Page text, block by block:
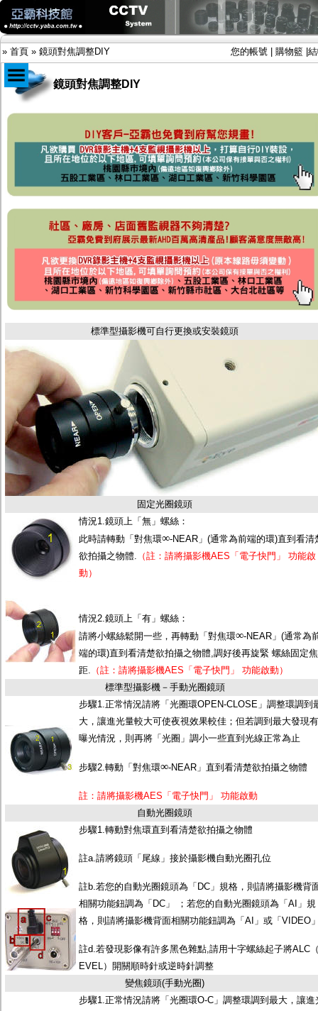
» 首頁 » 鏡頭對焦調整DIY 您的帳號 購物籃
商品目錄
限時促銷特惠專案
IP網路攝影機及錄放影機
AHD DVR數位錄放影機
AHD半球型(適用屋內)
AHD中小型紅外線攝影機(適用騎樓、室內外)
AHD特殊功能型攝影機
旋轉型攝影機.旋轉台
傳統高解析攝影機
投光設備
防護罩及支架
多路攝影機單軸傳輸
監聽器.麥克風
視訊轉換設備
雙絞線傳輸器
雜訊改善器
分配放大器
網路線用水晶頭
網路線
懶人線.同軸線.花線
線頭.插座.延長線.HDMI線
集線盒.防水盒.配線盒
變壓器.避雷器
轉接頭
偽裝嚇阻假監視器. 警示防盜貼紙
行車紀錄器.車用插座配件
電腦工業機殼
客訂商品
鏡頭對焦調整DIY
標準型攝影機可自行更換或安裝鏡頭
固定光圈鏡頭
情況1.鏡頭上「無」螺絲：
此時請轉動「對焦環∞-NEAR」(通常為前端的環)直到看清
欲拍攝之物體. （註：請將攝影機AES「電子快門」 功能啟
動）
情況2.鏡頭上「有」螺絲：
請將小螺絲鬆開一些，再轉動「對焦環∞-NEAR」(通常為
端的環)直到看清楚欲拍攝之物體,調好後再旋緊 螺絲固定焦
距. （註：請將攝影機AES「電子快門」 功能啟動）
標準型攝影機－手動光圈鏡頭
步驟1.正常情況請將「光圈環OPEN-CLOSE」調整環調到
大，讓進光量較大可使夜視效果較佳；但若調到最大發現有
曝光情況，則再將「光圈」調小一些直到光線正常為止
步驟2.轉動「對焦環∞-NEAR」直到看清楚欲拍攝之物體
註：請將攝影機AES「電子快門」 功能啟動
自動光圈鏡頭
步驟1.轉動對焦環直到看清楚欲拍攝之物體
註a.請將鏡頭「尾線」接於攝影機自動光圈孔位
註b.若您的自動光圈鏡頭為「DC」規格，則請將攝影機背
相關功能鈕調為「DC」 ；若您的自動光圈鏡頭為「AI」規
格，則請將攝影機背面相關功能鈕調為「AI」或「VIDEO
註d.若發現影像有許多黑色雜點,請用十字螺絲起子將ALC
EVEL）開關順時針或逆時針調整
變焦鏡頭(手動光圈)
步驟1.正常情況請將「光圈環O-C」調整環調到最大，讓進